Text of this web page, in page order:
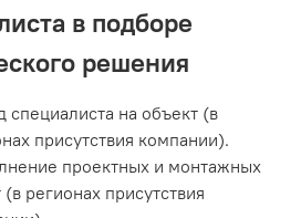
в подборе
решения
специалиста на объект (в
присутствия компании).
проектных и монтажных
(в регионах присутствия